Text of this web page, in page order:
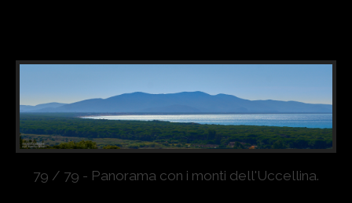
79 / 79 - Panorama con i monti dell'Uccellina.